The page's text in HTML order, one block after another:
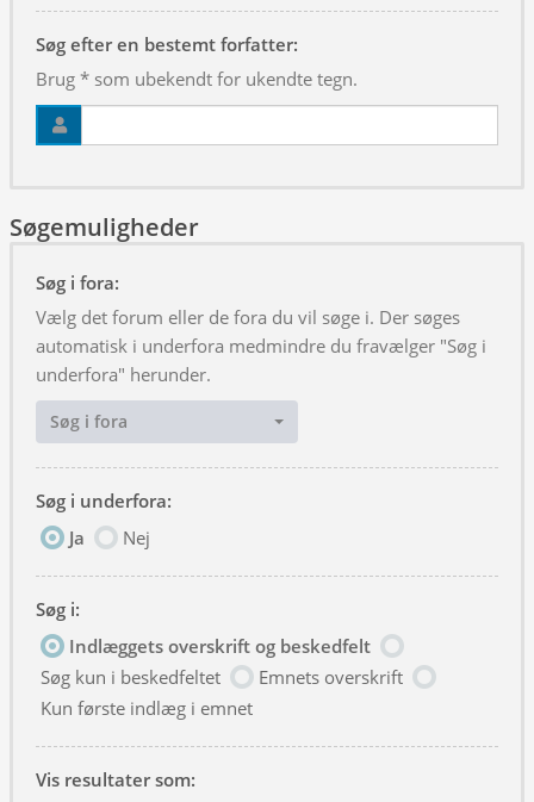
Søg efter en bestemt forfatter:
Brug * som ubekendt for ukendte tegn.
Søgemuligheder
Søg i fora:
Vælg det forum eller de fora du vil søge i. Der søges
automatisk i underfora medmindre du fravælger "Søg i
underfora" herunder.
Søg i fora
Søg i underfora:
Ja
Nej
Søg i:
Indlæggets overskrift og beskedfelt
Søg kun i beskedfeltet
Emnets overskrift
Kun første indlæg i emnet
Vis resultater som: